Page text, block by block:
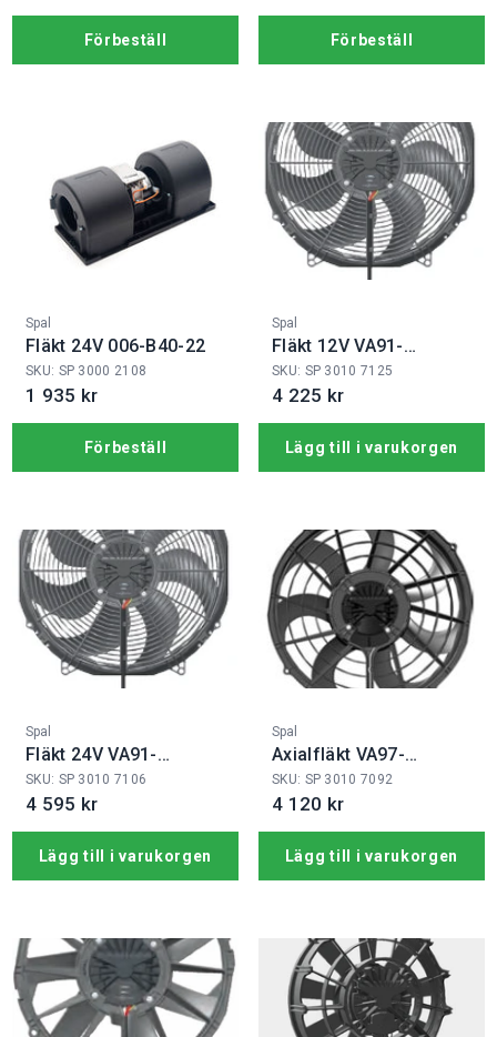
Förbeställ Förbeställ
Fabrikat:
Spal
Fläkt 24V 006-B40-22
SKU: SP 3000 2108
1 935 kr
Förbeställ
Fabrikat:
Spal
Fläkt 12V VA91-
ABL326P/N-65A
SKU: SP 3010 7125
4 225 kr
Lägg till i varukorgen
Fabrikat:
Spal
Fläkt 24V VA91-
BBL341PRAN-65A
SKU: SP 3010 7106
4 595 kr
Lägg till i varukorgen
Fabrikat:
Spal
Axialfläkt VA97-
BBL339P/N-103A
SKU: SP 3010 7092
4 120 kr
Lägg till i varukorgen